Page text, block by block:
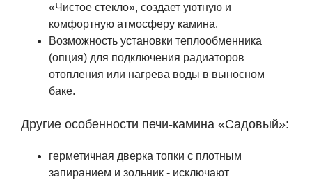
«Чистое стекло», создает уютную и
комфортную атмосферу камина.
Возможность установки теплообменника
(опция) для подключения радиаторов
отопления или нагрева воды в выносном
баке.
Другие особенности печи-камина «Садовый»:
герметичная дверка топки с плотным
запиранием и зольник - исключают